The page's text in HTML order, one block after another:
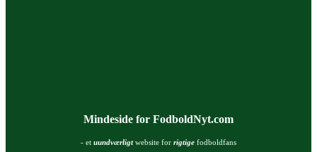
Mindeside for FodboldNyt.com
- et uundværligtwebsite for rigtige fodboldfans